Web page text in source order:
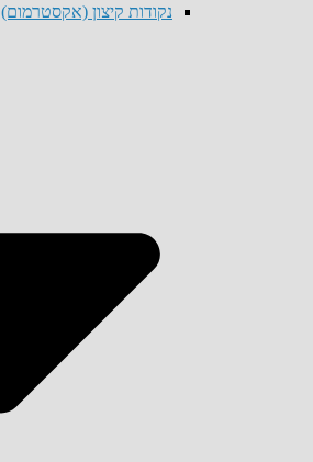
נקודות קיצון (אקסטרמום)